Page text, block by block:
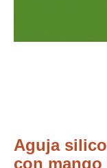
Aguja
con mango